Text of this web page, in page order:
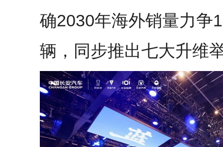
确2030年海外销量力争
辆，同步推出七大升维